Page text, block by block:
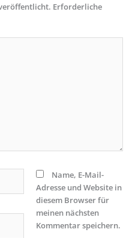
Erforderliche
Name, E-Mail-
Adresse und Website in
diesem Browser für
meinen nächsten
Kommentar speichern.